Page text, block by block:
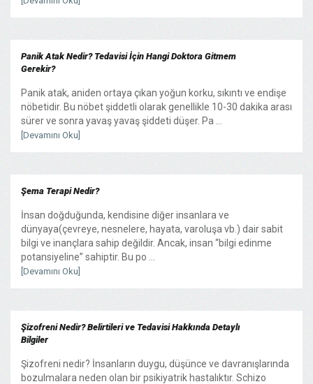
Panik Atak Nedir? Tedavisi İçin Hangi Doktora Gitmem
Gerekir?
Panik atak, aniden ortaya çıkan yoğun korku, sıkıntı ve endişe
nöbetidir. Bu nöbet şiddetli olarak genellikle 10-30 dakika arası
sürer ve sonra yavaş yavaş şiddeti düşer. Pa ...
[Devamını Oku]
Şema Terapi Nedir?
İnsan doğduğunda, kendisine diğer insanlara ve
dünyaya(çevreye, nesnelere, hayata, varoluşa vb.) dair sabit
bilgi ve inançlara sahip değildir. Ancak, insan “bilgi edinme
potansiyeline” sahiptir. Bu po ...
[Devamını Oku]
Şizofreni Nedir? Belirtileri ve Tedavisi Hakkında Detaylı
Bilgiler
Şizofreni nedir? İnsanların duygu, düşünce ve davranışlarında
bozulmalara neden olan bir psikiyatrik hastalıktır. Schizo